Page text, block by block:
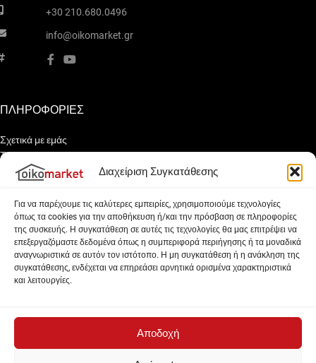
Διαχείριση Συγκατάθεσης
Για να παρέχουμε τις καλύτερες εμπειρίες, χρησιμοποιούμε τεχνολογίες
όπως τα cookies για την αποθήκευση ή/και την πρόσβαση σε πληροφορίες
της συσκευής. Η συγκατάθεση σε αυτές τις τεχνολογίες θα μας επιτρέψει να
επεξεργαζόμαστε δεδομένα όπως η συμπεριφορά περιήγησης ή τα μοναδικά
αναγνωριστικά σε αυτόν τον ιστότοπο. Η μη συγκατάθεση ή η ανάκληση της
συγκατάθεσης, ενδέχεται να επηρεάσει αρνητικά ορισμένα χαρακτηριστικά
και λειτουργίες.
Αποδοχή
+30 210.680.0496
info@oikomarket.gr
ΠΛΗΡΟΦΟΡΙΕΣ
Σχετικά με εμάς
Τρόποι Παραγγελίας
Τρόποι Αποστολής
Επιστροφές
Ασφάλεια Συναλλαγών
Όροι Χρήσης
Επικοινωνία
ΕΞΥΠΗΡΕΤΗΣΗ ΠΕΛΑΤΩΝ
Εξοικονομώ – Αυτονομώ